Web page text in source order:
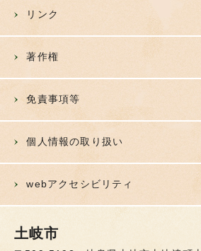
リンク
著作権
免責事項等
個人情報の取り扱い
webアクセシビリティ
土岐市